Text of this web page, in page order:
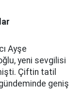
Ayşe
yeni sevgilisi
Çiftin tatil
geniş